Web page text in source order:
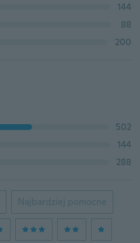
144
88
200
502
144
288
Najbardziej pomocne